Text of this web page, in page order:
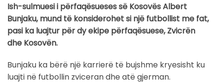
Ish-sulmuesi i përfaqësueses së Kosovës Albert
Bunjaku, mund të konsiderohet si një futbollist me fat,
pasi ka luajtur për dy ekipe përfaqësuese, Zvicrën
dhe Kosovën.
Bunjaku ka bërë një karrierë të bujshme kryesisht ku
luajti në futbollin zviceran dhe atë gjerman.